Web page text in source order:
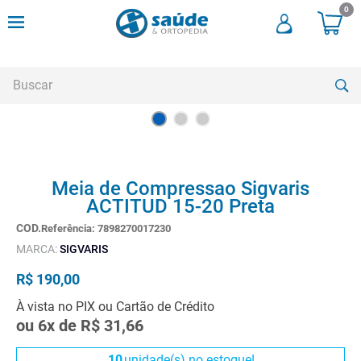
0
Meia de Compressao Sigvaris
ACTITUD 15-20 Preta
Referência: 7898270017230
MARCA:SIGVARIS
R$ 190,00
À vista no PIX ou Cartão de Crédito
ou 6x de R$ 31,66
meia compressao
3º
cadeira rodas
4º
andador
5º
cadeira rodas agile
6º
cadeira higienica